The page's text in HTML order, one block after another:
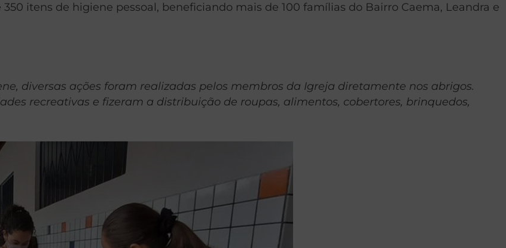
itens de higiene pessoal, beneficiando mais de 100 famílias do Bairro Caema, Leandra e
diversas ações foram realizadas pelos membros da Igreja diretamente nos abrigos.
recreativas e fizeram a distribuição de roupas, alimentos, cobertores, brinquedos,